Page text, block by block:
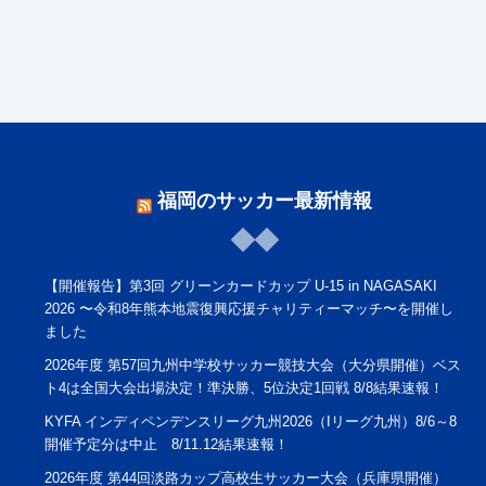
福岡のサッカー最新情報
【開催報告】第3回 グリーンカードカップ U-15 in NAGASAKI
2026 〜令和8年熊本地震復興応援チャリティーマッチ〜を開催し
ました
2026年度 第57回九州中学校サッカー競技大会（大分県開催）ベス
ト4は全国大会出場決定！準決勝、5位決定1回戦 8/8結果速報！
KYFA インディペンデンスリーグ九州2026（Iリーグ九州）8/6～8
開催予定分は中止 8/11.12結果速報！
2026年度 第44回淡路カップ高校生サッカー大会（兵庫県開催）